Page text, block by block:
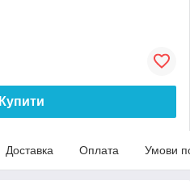
Купити
Доставка Оплата Умови